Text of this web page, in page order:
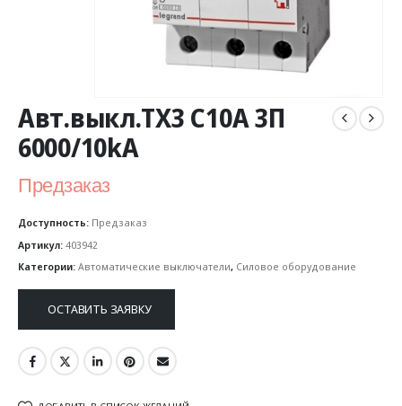
Авт.выкл.TX3 C10A 3П
6000/10kA
Предзаказ
Доступность: Предзаказ
Артикул: 403942
Категории: Автоматические выключатели, Силовое оборудование
ОСТАВИТЬ ЗАЯВКУ